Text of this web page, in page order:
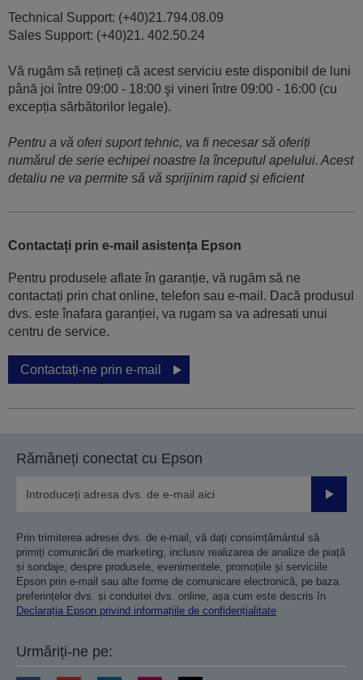
Technical Support: (+40)21.794.08.09
Sales Support: (+40)21. 402.50.24
Vă rugăm să rețineți că acest serviciu este disponibil de luni
până joi între 09:00 - 18:00 şi vineri între 09:00 - 16:00 (cu
excepția sărbătorilor legale).
Pentru a vă oferi suport tehnic, va fi necesar să oferiți
numărul de serie echipei noastre la începutul apelului. Acest
detaliu ne va permite să vă sprijinim rapid și eficient
Contactați prin e-mail asistența Epson
Pentru produsele aflate în garanție, vă rugăm să ne
contactați prin chat online, telefon sau e-mail. Dacă produsul
dvs. este înafara garanției, va rugam sa va adresati unui
centru de service.
Contactați-ne prin e-mail
Rămâneți conectat cu Epson
Prin trimiterea adresei dvs. de e-mail, vă dați consimțământul să
primiți comunicări de marketing, inclusiv realizarea de analize de piață
și sondaje, despre produsele, evenimentele, promoțiile și serviciile
Epson prin e-mail sau alte forme de comunicare electronică, pe baza
preferințelor dvs. și conduitei dvs. online, așa cum este descris în
Declarația Epson privind informațiile de confidențialitate
Urmăriți-ne pe: